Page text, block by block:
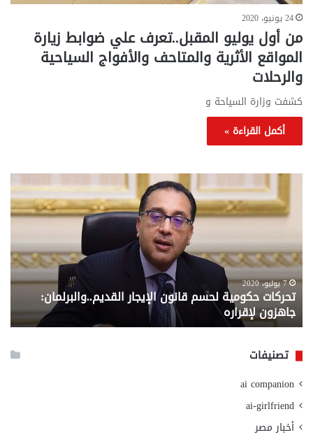
24 يونيو، 2020
من أول يوليو المقبل..تعرف علي ضوابط زيارة
المواقع الأثرية والمتاحف والأفواج السياحية
والرحلات
كشفت وزارة السياحة و
أكمل القراءة »
تحركات
حكومية
لحسم
قانون
القديم..والبرلمان:
جاهزون
لإقراره
7 يوليو، 2020
تحركات حكومية لحسم قانون الإيجار القديم..والبرلمان:
جاهزون لإقراره
..
من
تصنيفات
ai companion
ai-girlfriend
أخبار مصر